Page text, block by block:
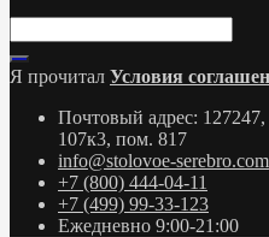
Я прочитал Условия
Почтовый адрес:
107к3, пом. 817
info@stolovoe-serebro.com
+7 (800) 444-04-11
+7 (499) 99-33-123
Ежедневно 9:00-21:00